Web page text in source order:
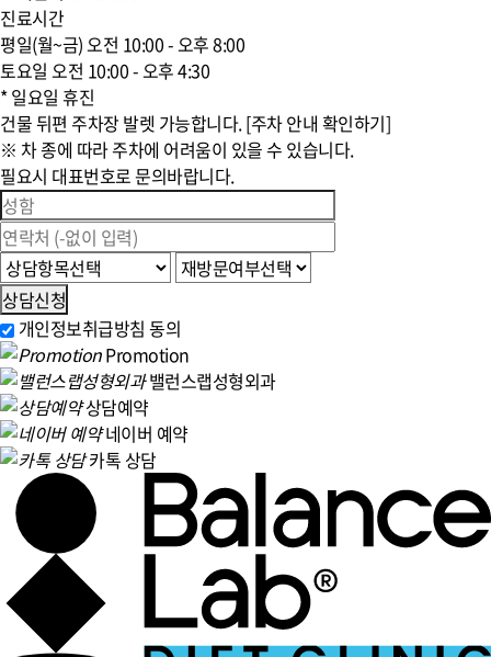
진료시간
평일(월~금)오전 10:00 - 오후 8:00
토요일 오전 10:00 - 오후 4:30
* 일요일 휴진
건물 뒤편 주차장 발렛 가능합니다. [주차 안내 확인하기]
※ 차 종에 따라 주차에 어려움이 있을 수 있습니다.
필요시 대표번호로 문의바랍니다.
상담신청
개인정보취급방침 동의
Promotion
밸런스랩성형외과
상담예약
네이버 예약
카톡 상담